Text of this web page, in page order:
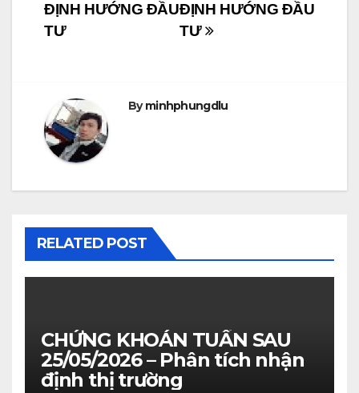
ĐỊNH HƯỚNG ĐẦU
TƯ
ĐỊNH HƯỚNG ĐẦU
TƯ
Byminhphungdlu
RELATED POST
CHỨNG KHOÁN TUẦN SAU
25/05/2026 – Phân tích nhận
định thị trường